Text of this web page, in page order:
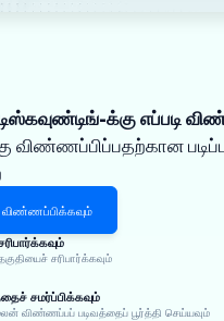
க்கு எப்படி
விண்ணப்பிப்பதற்கான
விண்ணப்பிக்கவும்
சரிபார்க்கவும்
சமர்ப்பிக்கவும்
விண்ணப்பப் படிவத்தைப் பூர்த்தி செய்யவும்